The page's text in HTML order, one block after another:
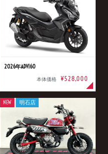
2026年ADV160
本体価格 ¥528,000
NEW 明石店